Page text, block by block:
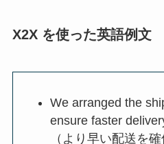
X2X を使った英語例文
We arranged the
ensure faster
（より早い配送を